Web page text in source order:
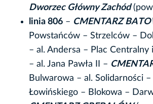
Dworzec Główny Zachód
linia 806 – CMENTARZ
Powstańców – Strzelców –
– al. Andersa – Plac Centralny
– al. Jana Pawła II –
Bulwarowa – al. Solidarności
Łowińskiego – Blokowa –